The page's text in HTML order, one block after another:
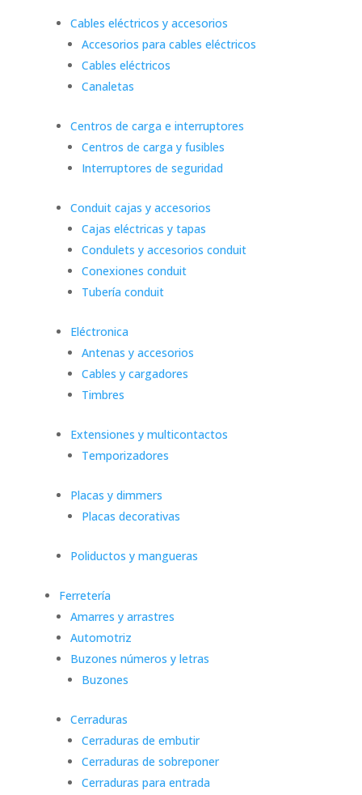
Cables eléctricos y accesorios
Accesorios para cables eléctricos
Cables eléctricos
Canaletas
Centros de carga e interruptores
Centros de carga y fusibles
Interruptores de seguridad
Conduit cajas y accesorios
Cajas eléctricas y tapas
Condulets y accesorios conduit
Conexiones conduit
Tubería conduit
Eléctronica
Antenas y accesorios
Cables y cargadores
Timbres
Extensiones y multicontactos
Temporizadores
Placas y dimmers
Placas decorativas
Poliductos y mangueras
Ferretería
Amarres y arrastres
Automotriz
Buzones números y letras
Buzones
Cerraduras
Cerraduras de embutir
Cerraduras de sobreponer
Cerraduras para entrada